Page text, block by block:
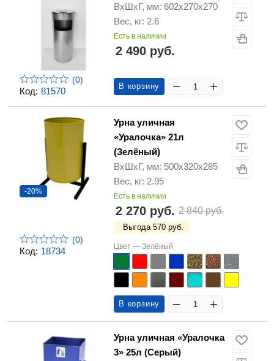
Код: 81570
(0)
ВхШхГ, мм: 602х270х270
Вес, кг: 2.6
Есть в наличии
2 490 руб.
В корзину
Код: 18734
-20%
(0)
Урна уличная
«Уралочка» 21л
(Зелёный)
ВхШхГ, мм: 500х320х285
Вес, кг: 2.95
Есть в наличии
2 270 руб. 2 840 руб.
Выгода 570 руб.
Цвет — Зелёный
В корзину
Урна уличная «Уралочка
3» 25л (Серый)